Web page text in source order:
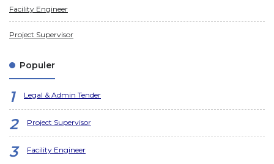
Facility Engineer
Project Supervisor
Populer
Legal & Admin Tender
Project Supervisor
Facility Engineer